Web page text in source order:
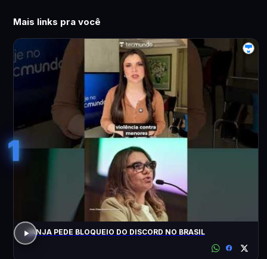
Mais links pra você
1
JANJA PEDE BLOQUEIO DO DISCORD NO BRASIL